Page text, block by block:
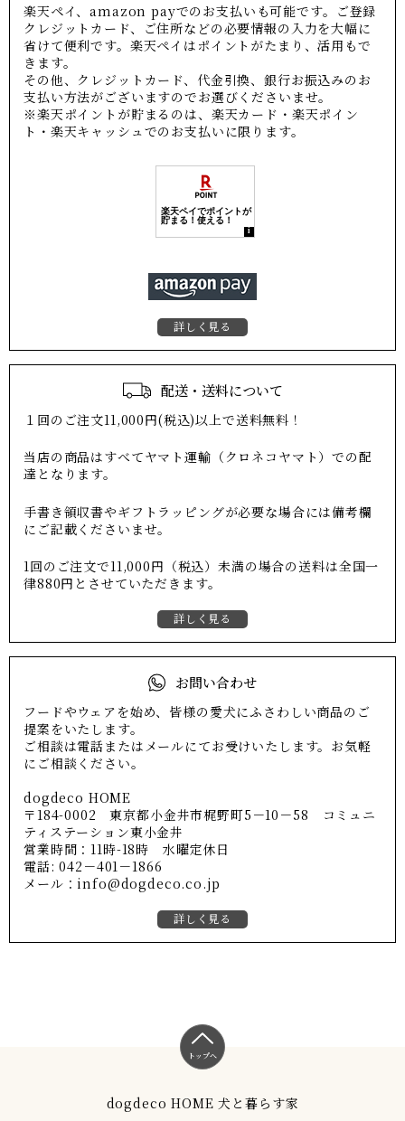
楽天ペイ、amazon payでのお支払いも可能です。ご登録
クレジットカード、ご住所などの必要情報の入力を大幅に
省けて便利です。楽天ペイはポイントがたまり、活用もで
きます。
その他、クレジットカード、代金引換、銀行お振込みのお
支払い方法がございますのでお選びくださいませ。
※楽天ポイントが貯まるのは、楽天カード・楽天ポイン
ト・楽天キャッシュでのお支払いに限ります。
詳しく見る
配送・送料について
１回のご注文11,000円(税込)以上で送料無料！
当店の商品はすべてヤマト運輸（クロネコヤマト）での配
達となります。
手書き領収書やギフトラッピングが必要な場合には備考欄
にご記載くださいませ。
1回のご注文で11,000円（税込）未満の場合の送料は全国一
律880円とさせていただきます。
詳しく見る
お問い合わせ
フードやウェアを始め、皆様の愛犬にふさわしい商品のご
提案をいたします。
ご相談は電話またはメールにてお受けいたします。お気軽
にご相談ください。
dogdeco HOME
〒184-0002 東京都小金井市梶野町5－10－58 コミュニ
ティステーション東小金井
営業時間：11時-18時 水曜定休日
電話: 042－401－1866
メール：info@dogdeco.co.jp
詳しく見る
トップへ
dogdeco HOME 犬と暮らす家